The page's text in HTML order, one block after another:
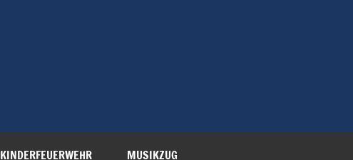
KINDERFEUERWEHR MUSIKZUG